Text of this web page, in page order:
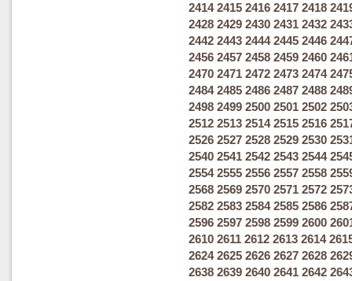
2414 2415 2416 2417 2418
2428 2429 2430 2431 2432
2442 2443 2444 2445 2446
2456 2457 2458 2459 2460
2470 2471 2472 2473 2474
2484 2485 2486 2487 2488
2498 2499 2500 2501 2502
2512 2513 2514 2515 2516
2526 2527 2528 2529 2530
2540 2541 2542 2543 2544
2554 2555 2556 2557 2558
2568 2569 2570 2571 2572
2582 2583 2584 2585 2586
2596 2597 2598 2599 2600
2610 2611 2612 2613 2614
2624 2625 2626 2627 2628
2638 2639 2640 2641 2642